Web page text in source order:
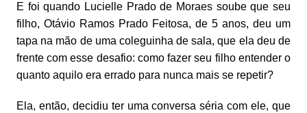
E foi quando Lucielle Prado de Moraes soube que seu
filho, Otávio Ramos Prado Feitosa, de 5 anos, deu um
tapa na mão de uma coleguinha de sala, que ela deu de
frente com esse desafio: como fazer seu filho entender o
quanto aquilo era errado para nunca mais se repetir?
Ela, então, decidiu ter uma conversa séria com ele, que